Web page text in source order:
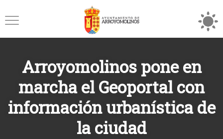
Arroyomolinos pone en
marcha el Geoportal con
información urbanística de
la ciudad